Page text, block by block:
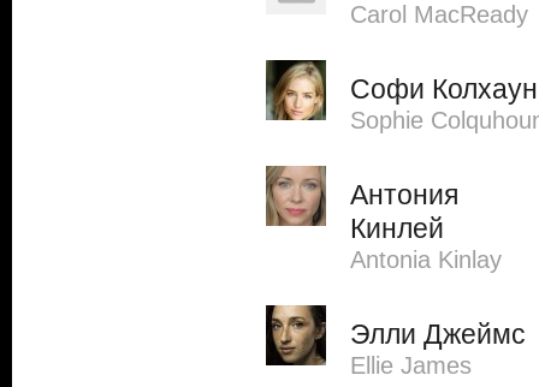
Carol MacReady
Софи Колхаун
Sophie
Антония
Кинлей
Antonia Kinlay
Элли Джеймс
Ellie James